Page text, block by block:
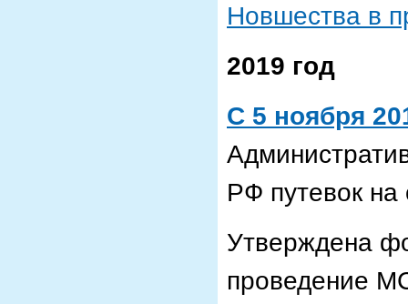
Новшества в
2019 год
C 5 ноября
РФ путевок на
Утверждена
проведение